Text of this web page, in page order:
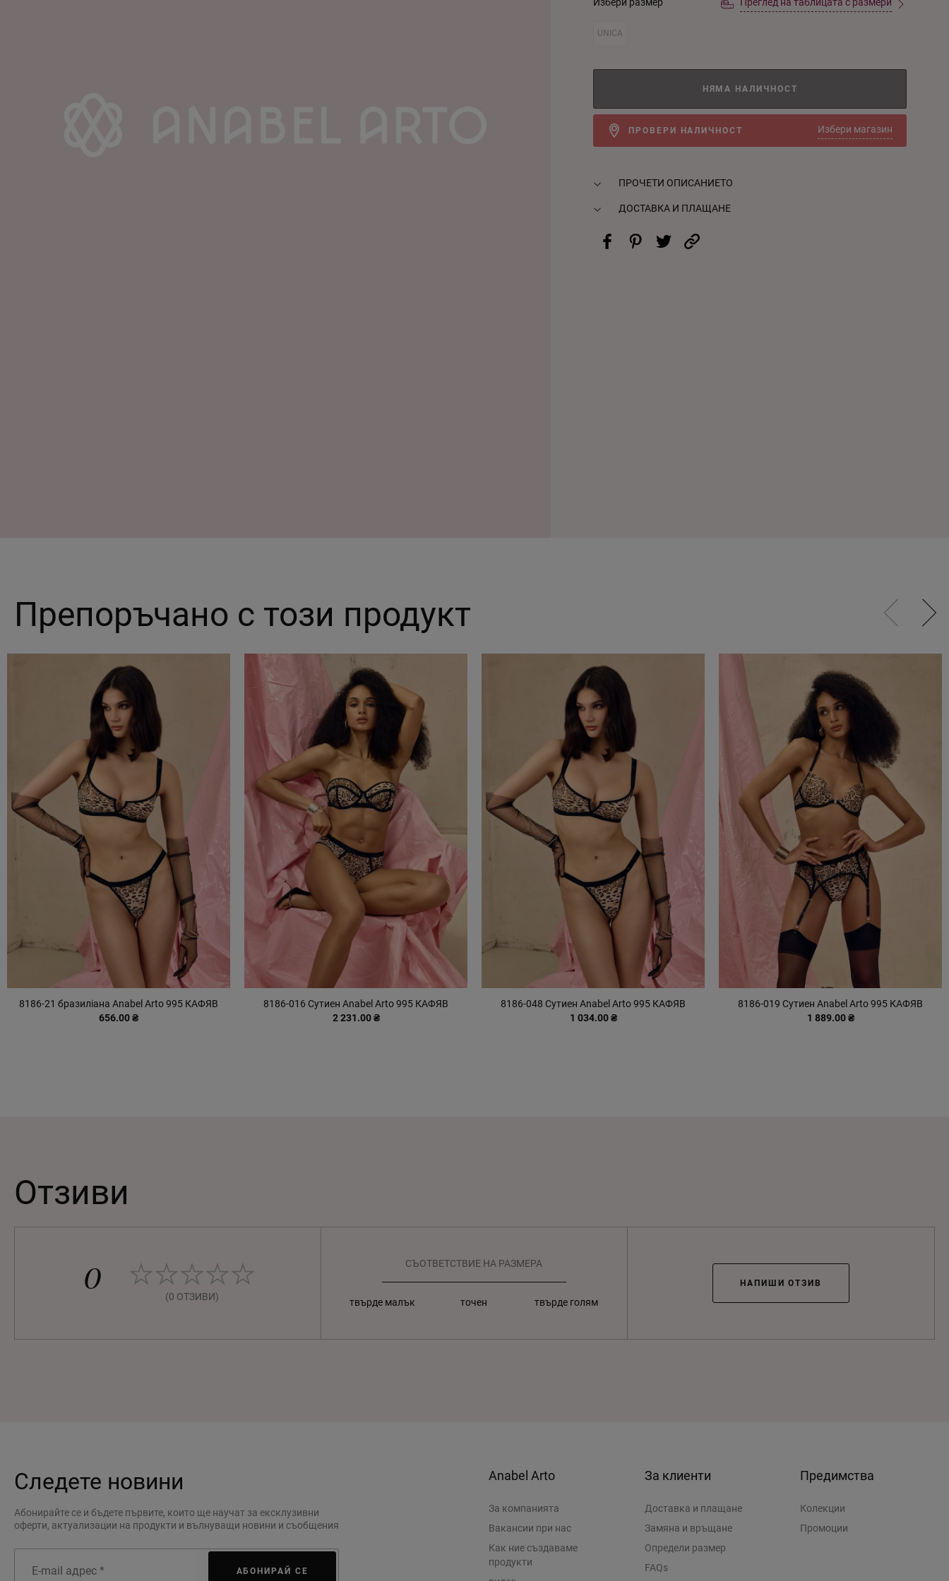
UNICA
НЯМА НАЛИЧНОСТ
ПРОВЕРИ НАЛИЧНОСТ Избери магазин
ПРОЧЕТИ ОПИСАНИЕТО
ДОСТАВКА И ПЛАЩАНЕ
Препоръчано с този продукт
8186-21 бразиліана Anabel Arto 995 КАФЯВ
656.00 ₴
8186-016 Сутиен Anabel Arto 995 КАФЯВ
2 231.00 ₴
8186-048 Сутиен Anabel Arto 995 КАФЯВ
1 034.00 ₴
8186-019 Сутиен Anabel Arto 995 КАФЯВ
1 889.00 ₴
Отзиви
0
(0 ОТЗИВИ)
СЪОТВЕТСТВИЕ НА РАЗМЕРА
твърде малък точен твърде голям
НАПИШИ ОТЗИВ
Следете новини
Абонирайте се и бъдете първите, които ще научат за ексклузивни
оферти, актуализации на продукти и вълнуващи новини и съобщения
АБОНИРАЙ СЕ
Anabel Arto
За компанията
Вакансии при нас
Как ние създаваме
продукти
За клиенти
Доставка и плащане
Замяна и връщане
Определи размер
FAQs
Предимства
Колекции
Промоции